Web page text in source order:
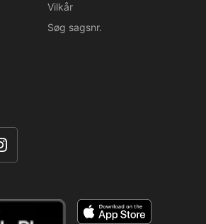
Vilkår
Søg sagsnr.